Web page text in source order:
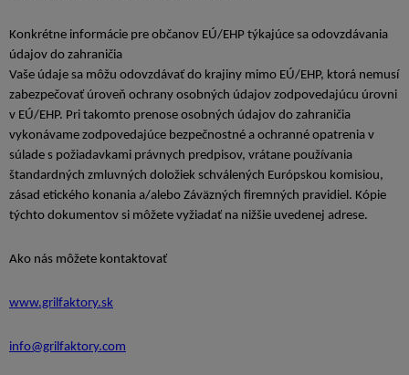
Konkrétne informácie pre občanov EÚ/EHP týkajúce sa odovzdávania
údajov do zahraničia
Vaše údaje sa môžu odovzdávať do krajiny mimo EÚ/EHP, ktorá nemusí
zabezpečovať úroveň ochrany osobných údajov zodpovedajúcu úrovni
v EÚ/EHP. Pri takomto prenose osobných údajov do zahraničia
vykonávame zodpovedajúce bezpečnostné a ochranné opatrenia v
súlade s požiadavkami právnych predpisov, vrátane používania
štandardných zmluvných doložiek schválených Európskou komisiou,
zásad etického konania a/alebo Záväzných firemných pravidiel. Kópie
týchto dokumentov si môžete vyžiadať na nižšie uvedenej adrese.
Ako nás môžete kontaktovať
www.grilfaktory.sk
info@grilfaktory.com